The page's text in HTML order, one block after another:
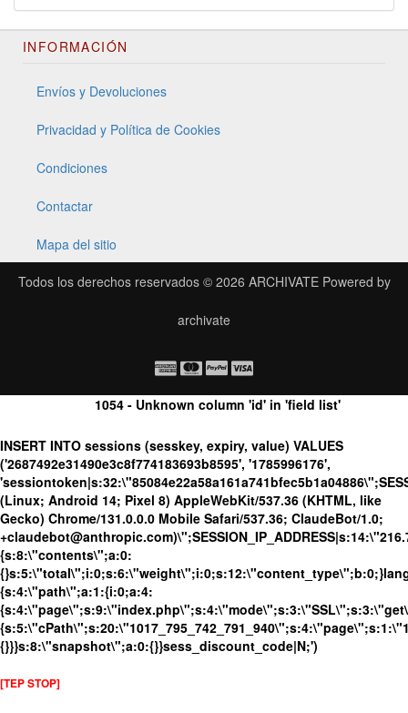
INFORMACIÓN
Envíos y Devoluciones
Privacidad y Política de Cookies
Condiciones
Contactar
Mapa del sitio
Todos los derechos reservados © 2026 ARCHIVATEPowered by
archivate
1054 - Unknown column 'id' in 'field list'
INSERT INTO sessions (sesskey, expiry, value) VALUES
('2687492e31490e3c8f774183693b8595', '1785996176',
(Linux; Android 14; Pixel 8) AppleWebKit/537.36 (KHTML, like
Gecko) Chrome/131.0.0.0 Mobile Safari/537.36; ClaudeBot/1.0;
{s:8:\"contents\";a:0:
{s:4:\"path\";a:1:{i:0;a:4:
{}}}s:8:\"snapshot\";a:0:{}}sess_discount_code|N;')
[TEP STOP]